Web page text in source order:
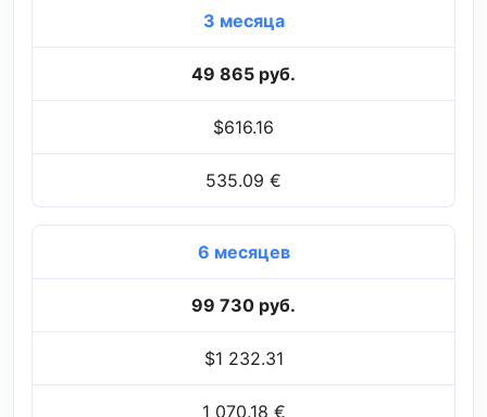
3 месяца
49 865 руб.
$616.16
535.09 €
6 месяцев
99 730 руб.
$1 232.31
1 070.18 €